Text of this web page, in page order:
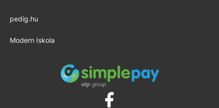
pedig.hu
Modern Iskola